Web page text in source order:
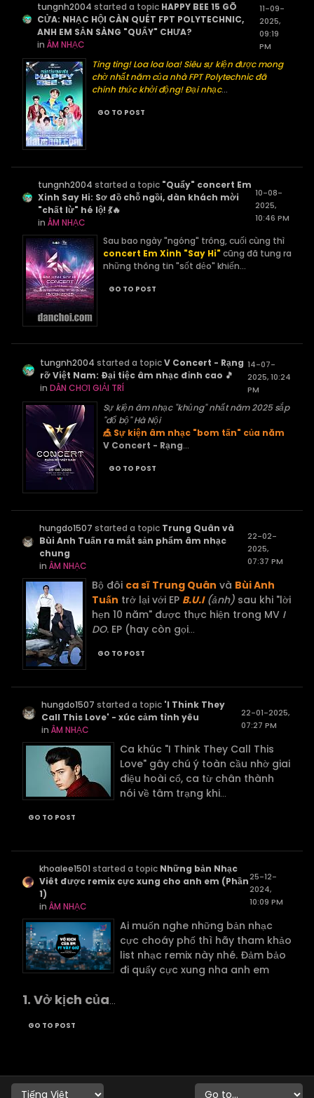
tungnh2004 started a topic HAPPY BEE 15 GÕ
CỬA: NHẠC HỘI CÀN QUÉT FPT POLYTECHNIC,
ANH EM SẴN SÀNG "QUẨY" CHƯA?
in ÂM NHẠC
11-09-
2025,
09:19
PM
Ting ting! Loa loa loa! Siêu sự kiện được mong
chờ nhất năm của nhà FPT Polytechnic đã
chính thức khởi động! Đại nhạc...
GO TO POST
tungnh2004 started a topic "Quẩy" concert Em
Xinh Say Hi: Sơ đồ chỗ ngồi, dàn khách mời
"chất lừ" hé lộ! 💃🔥
in ÂM NHẠC
10-08-
2025,
10:46 PM
Sau bao ngày "ngóng" trông, cuối cùng thì
concert Em Xinh "Say Hi" cũng đã tung ra
những thông tin "sốt dẻo" khiến...
GO TO POST
tungnh2004 started a topicV Concert - Rạng
rỡ Việt Nam: Đại tiệc âm nhạc đỉnh cao 🎵
in DÂN CHƠI GIẢI TRÍ
14-07-
2025, 10:24
PM
Sự kiện âm nhạc "khủng" nhất năm 2025 sắp
"đổ bộ" Hà Nội
🎪 Sự kiện âm nhạc "bom tấn" của năm
V Concert - Rạng...
GO TO POST
hungdo1507 started a topic Trung Quân và
Bùi Anh Tuấn ra mắt sản phẩm âm nhạc
chung
in ÂM NHẠC
22-02-
2025,
07:37 PM
Bộ đôi ca sĩ Trung Quân và Bùi Anh
Tuấn trở lại với EP B.U.I(ảnh) sau khi "lời
hẹn 10 năm" được thực hiện trong MV I
DO. EP (hay còn gọi...
GO TO POST
hungdo1507 started a topic 'I Think They
Call This Love' - xúc cảm tình yêu
in ÂM NHẠC
22-01-2025,
07:27 PM
Ca khúc "I Think They Call This
Love" gây chú ý toàn cầu nhờ giai
điệu hoài cổ, ca từ chân thành
nói về tâm trạng khi...
GO TO POST
khoalee1501 started a topic Những bản Nhạc
Viêt được remix cực xung cho anh em (Phần
1)
in ÂM NHẠC
25-12-
2024,
10:09 PM
Ai muốn nghe những bản nhạc
cực choáy phố thì hãy tham khảo
list nhạc remix này nhé. Đảm bảo
đi quẩy cực xung nha anh em
1. Vở kịch của...
GO TO POST